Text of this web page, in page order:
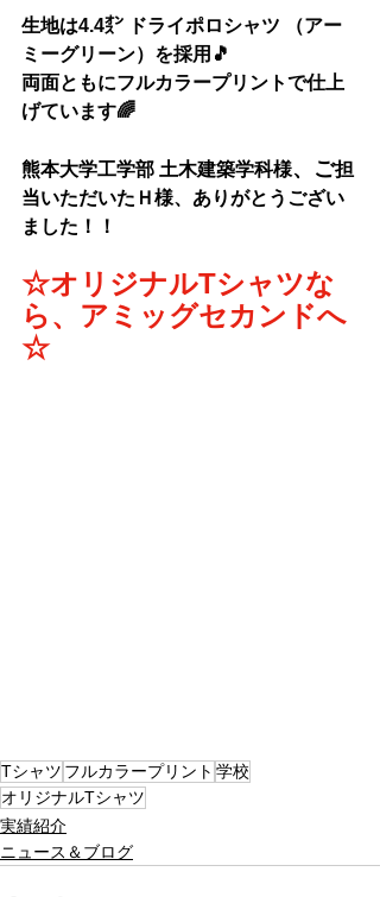
生地は4.4㌉ ドライポロシャツ （アー
ミーグリーン）を採用🎵
両面ともにフルカラープリントで仕上
げています🌈
熊本大学工学部 土木建築学科様、ご担
当いただいたＨ様、ありがとうござい
ました！！
☆オリジナルTシャツな
ら、アミッグセカンドへ
☆
Tシャツ フルカラープリント 学校
オリジナルTシャツ
実績紹介
ニュース＆ブログ